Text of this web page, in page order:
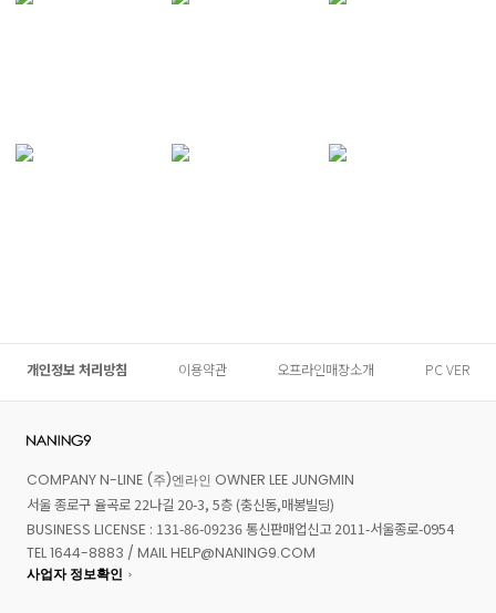
개인정보 처리방침 이용약관 오프라인매장소개 PC VER
COMPANY N-LINE (주)엔라인 OWNER LEE JUNGMIN
서울 종로구 율곡로 22나길 20-3, 5층 (충신동,매봉빌딩)
BUSINESS LICENSE : 131-86-09236 통신판매업신고 2011-서울종로-0954
TEL 1644-8883 / MAIL HELP@NANING9.COM
사업자 정보확인